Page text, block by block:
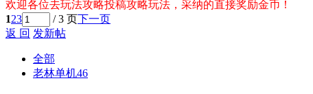
欢迎各位去玩法攻略投稿攻略玩法，采纳的直接奖励金币！
123 / 3 页下一页
返 回 发新帖
全部
老林单机46